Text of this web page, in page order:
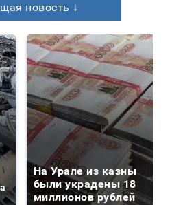
новость ↓
На Урале из казны
были украдены 18
миллионов рублей